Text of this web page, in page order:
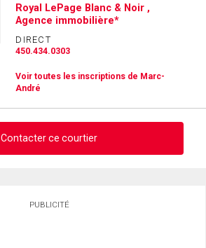
Royal LePage Blanc & Noir ,
Agence immobilière*
DIRECT
450.434.0303
Voir toutes les inscriptions de Marc-
André
Contacter ce courtier
PUBLICITÉ